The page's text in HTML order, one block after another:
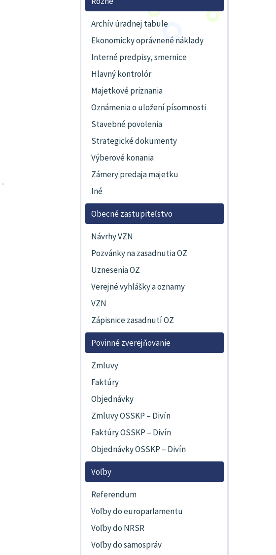
-
Archív úradnej tabule
Ekonomicky oprávnené náklady
Interné predpisy, smernice
Hlavný kontrolór
Majetkové priznania
Oznámenia o uložení písomnosti
Stavebné povolenia
Strategické dokumenty
Výberové konania
Zámery predaja majetku
Iné
Obecné zastupiteľstvo
Návrhy VZN
Pozvánky na zasadnutia OZ
Uznesenia OZ
Verejné vyhlášky a oznamy
VZN
Zápisnice zasadnutí OZ
Povinné zverejňovanie
Zmluvy
Faktúry
Objednávky
Zmluvy OSSKP – Divín
Faktúry OSSKP – Divín
Objednávky OSSKP – Divín
Voľby
Referendum
Voľby do europarlamentu
Voľby do NRSR
Voľby do samospráv